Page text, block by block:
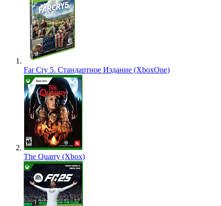
Far Cry 5. Стандартное Издание (XboxOne)
The Quarry (Xbox)